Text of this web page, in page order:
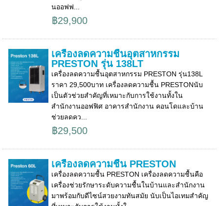
นออฟฟ...
฿29,900
เครื่องลดความชื้นอุตสาหกรรม
PRESTON รุ่น 138LT
เครื่องลดความชื้นอุตสาหกรรม PRESTON รุ่น138L
ราคา 29,500บาท เครื่องลดความชื้น PRESTONนับ
เป็นตัวช่วยสำคัญที่เหมาะกับการใช้งานทั้งใน
สำนักงานออฟฟิศ อาคารสำนักงาน คอนโดและบ้าน
ช่วยลดคว...
฿29,500
เครื่องลดความชื้น PRESTON
เครื่องลดความชื้น PRESTON เครื่องลดความชื้นคือ
เครื่องช่วยรักษาระดับความชื้นในบ้านและสำนักงาน
มาพร้อมกับดีไซน์สวยงามทันสมัย นับเป็นไอเทมสำคัญ